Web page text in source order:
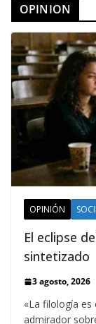
OPINION
OPINIÓN
El eclipse
sintetizado
3 agosto, 2026
«La filología es
admirador